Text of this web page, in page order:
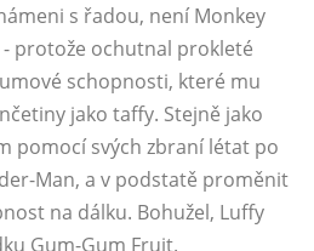
s řadou, není Monkey
protože ochutnal prokleté
schopnosti, které mu
jako taffy. Stejně jako
pomocí svých zbraní létat po
Man, a v podstatě proměnit
na dálku. Bohužel, Luffy
Gum-Gum Fruit.